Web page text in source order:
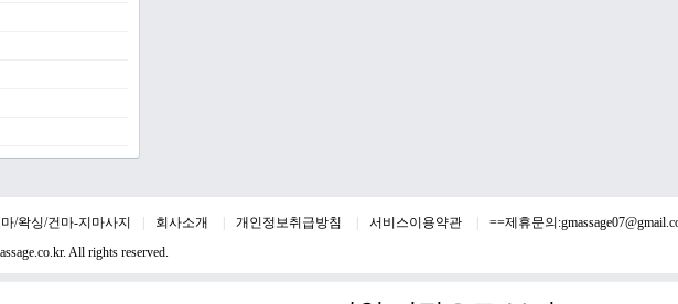
/왁싱/건마-지마사지 회사소개 개인정보취급방침 서비스이용약관 ==제휴문의:
. All rights reserved.